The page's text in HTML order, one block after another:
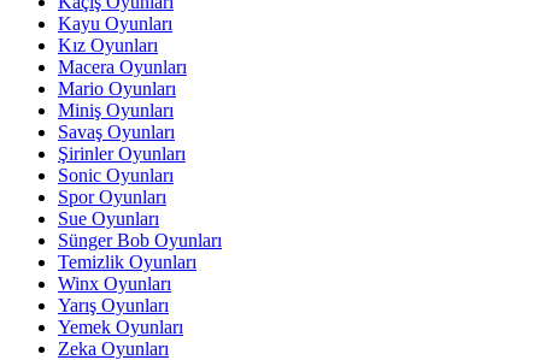
Kayu Oyunları
Kız Oyunları
Macera Oyunları
Mario Oyunları
Miniş Oyunları
Savaş Oyunları
Şirinler Oyunları
Sonic Oyunları
Spor Oyunları
Sue Oyunları
Sünger Bob Oyunları
Temizlik Oyunları
Winx Oyunları
Yarış Oyunları
Yemek Oyunları
Zeka Oyunları